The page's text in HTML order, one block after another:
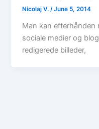
Nicolaj V./June 5, 2014
Man kan
sociale medier og
redigerede billeder,